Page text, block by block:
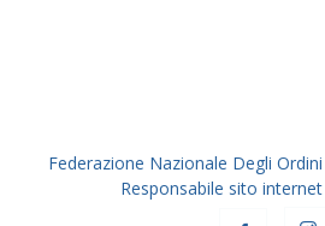
Federazione Nazionale Degli
Responsabile sito